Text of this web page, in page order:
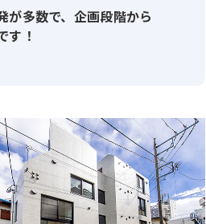
、仕入れ不動産に長期開発等に
入れができております。それに
加による売買仲介の困難な時代
、新築１棟マンションの建築・
業として幅広い事業を展開して
第では本人の希望によりその他部
が多数で、企画段階から
す！